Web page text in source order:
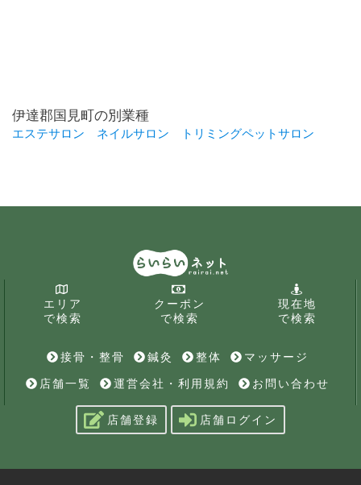
伊達郡国見町の別業種
エステサロン ネイルサロン トリミングペットサロン
エリア
で検索
クーポン
で検索
現在地
で検索
接骨・整骨 鍼灸 整体
マッサージ
店舗一覧
運営会社・利用規約 お問い合わせ
店舗登録 店舗ログイン